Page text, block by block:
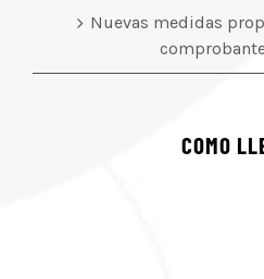
Nuevas medidas
COMO